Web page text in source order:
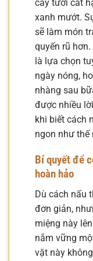
cây tươi cắt
xanh mướt.
sẽ làm món
quyến rũ
là lựa chọn
ngày nóng,
nhàng sau
được nhiều
khi biết cách
ngon như thế
Bí quyết để
hoàn hảo
Dù cách nấu
đơn giản,
miệng này
nắm vững
vặt này